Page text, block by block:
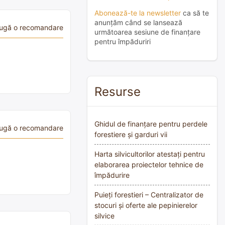
o recomandare
o recomandare
Abonează-te la newsletter ca să te
anunțăm când se lansează
următoarea sesiune de finanțare
pentru împăduriri
Resurse
Ghidul de finanțare pentru perdele
forestiere și garduri vii
Harta silvicultorilor atestați pentru
elaborarea proiectelor tehnice de
împădurire
Puieți forestieri – Centralizator de
stocuri și oferte ale pepinierelor
silvice